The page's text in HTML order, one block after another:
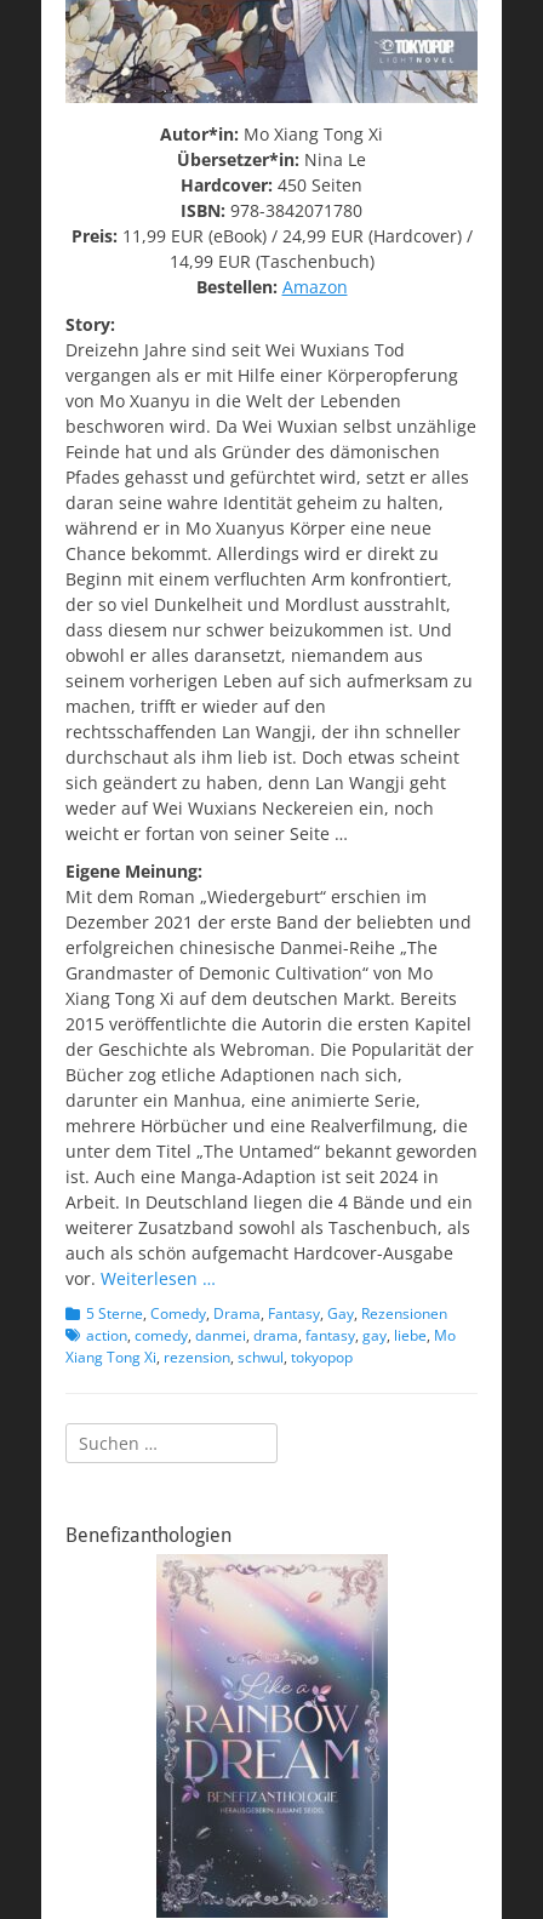
Autor*in: Mo Xiang Tong Xi
Übersetzer*in: Nina Le
Hardcover: 450 Seiten
ISBN: 978-3842071780
Preis: 11,99 EUR (eBook) / 24,99 EUR (Hardcover) /
14,99 EUR (Taschenbuch)
Bestellen: Amazon
Story:
Dreizehn Jahre sind seit Wei Wuxians Tod
vergangen als er mit Hilfe einer Körperopferung
von Mo Xuanyu in die Welt der Lebenden
beschworen wird. Da Wei Wuxian selbst unzählige
Feinde hat und als Gründer des dämonischen
Pfades gehasst und gefürchtet wird, setzt er alles
daran seine wahre Identität geheim zu halten,
während er in Mo Xuanyus Körper eine neue
Chance bekommt. Allerdings wird er direkt zu
Beginn mit einem verfluchten Arm konfrontiert,
der so viel Dunkelheit und Mordlust ausstrahlt,
dass diesem nur schwer beizukommen ist. Und
obwohl er alles daransetzt, niemandem aus
seinem vorherigen Leben auf sich aufmerksam zu
machen, trifft er wieder auf den
rechtsschaffenden Lan Wangji, der ihn schneller
durchschaut als ihm lieb ist. Doch etwas scheint
sich geändert zu haben, denn Lan Wangji geht
weder auf Wei Wuxians Neckereien ein, noch
weicht er fortan von seiner Seite …
Eigene Meinung:
Mit dem Roman „Wiedergeburt“ erschien im
Dezember 2021 der erste Band der beliebten und
erfolgreichen chinesische Danmei-Reihe „The
Grandmaster of Demonic Cultivation“ von Mo
Xiang Tong Xi auf dem deutschen Markt. Bereits
2015 veröffentlichte die Autorin die ersten Kapitel
der Geschichte als Webroman. Die Popularität der
Bücher zog etliche Adaptionen nach sich,
darunter ein Manhua, eine animierte Serie,
mehrere Hörbücher und eine Realverfilmung, die
unter dem Titel „The Untamed“ bekannt geworden
ist. Auch eine Manga-Adaption ist seit 2024 in
Arbeit. In Deutschland liegen die 4 Bände und ein
weiterer Zusatzband sowohl als Taschenbuch, als
auch als schön aufgemacht Hardcover-Ausgabe
vor. Weiterlesen …
Kategorien
5 Sterne, Comedy, Drama, Fantasy, Gay, Rezensionen
action, comedy, danmei, drama, fantasy, gay, liebe, Mo
Xiang Tong Xi, rezension, schwul, tokyopop
Suchen
nach:
Benefizanthologien